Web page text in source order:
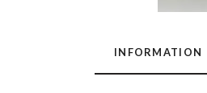
INFORMATION